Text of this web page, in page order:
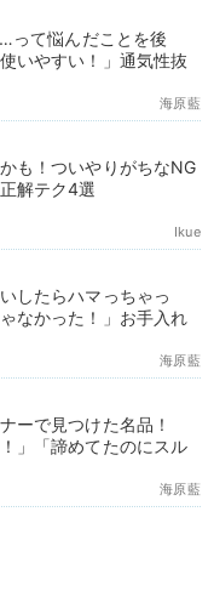
って悩んだことを後
いやすい！」通気性抜
海原藍
も！ついやりがちなNG
解テク4選
Ikue
したらハマっちゃっ
なかった！」お手入れ
海原藍
ーで見つけた名品！
」「諦めてたのにスル
海原藍